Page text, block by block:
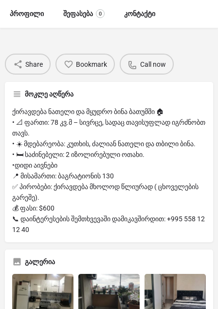
პროფილი შეფასება 0 კონტაქტი
Share Bookmark Call now
მოკლე აღწერა
ქირავდება ნათელი და მყუდრო ბინა ბათუმში 🏠
• 📐 ფართი: 78 კვ.მ – სივრცე, სადაც თავისუფლად იგრძნობთ
თავს.
• ☀️ მდებარეობა: კუთხის, ძალიან ნათელი და თბილი ბინა.
• 🛏 საძინებელი: 2 იზოლირებული ოთახი.
•დიდი აივნები
📍 მისამართი: ბაგრატიონის 130
✅ პირობები: ქირავდება მხოლოდ წლიურად ( ცხოველების
გარეშე).
💰 ფასი: $600
📞 დაინტერესების შემთხვევაში დამიკავშირდით: +995 558 12
12 40
გალერია